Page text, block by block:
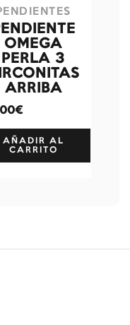
OMEGA
PERLA 3
ARRIBA
AÑADIR AL
CARRITO